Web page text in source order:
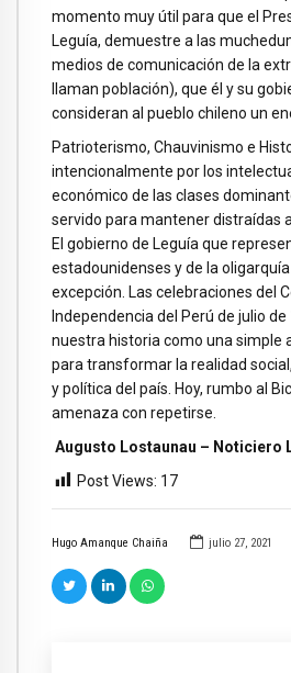
Hugo Amanque Chaiña julio 27, 2021
momento muy útil para que el
Leguía, demuestre a las
medios de comunicación de la
llaman población), que él y su
consideran al pueblo chileno un
Patrioterismo, Chauvinismo e
intencionalmente por los
económico de las clases
servido para mantener distraídas
El gobierno de Leguía que
estadounidenses y de la
excepción. Las celebraciones del
Independencia del Perú de julio
nuestra historia como una simple
para transformar la realidad
y política del país. Hoy, rumbo al
amenaza con repetirse.
Augusto Lostaunau – Noticiero
Post Views: 17